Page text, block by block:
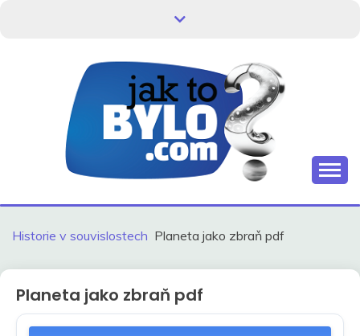
HISTORIE V
SOUVISLOSTECH
Historie v souvislostech Planeta jako zbraň pdf
Planeta jako zbraň pdf